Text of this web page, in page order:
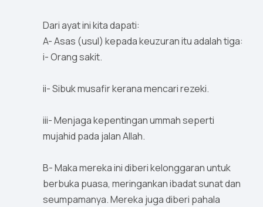
Dari ayat ini kita dapati:
A- Asas (usul) kepada keuzuran itu adalah tiga:
i- Orang sakit.
ii- Sibuk musafir kerana mencari rezeki.
iii- Menjaga kepentingan ummah seperti
mujahid pada jalan Allah.
B- Maka mereka ini diberi kelonggaran untuk
berbuka puasa, meringankan ibadat sunat dan
seumpamanya. Mereka juga diberi pahala